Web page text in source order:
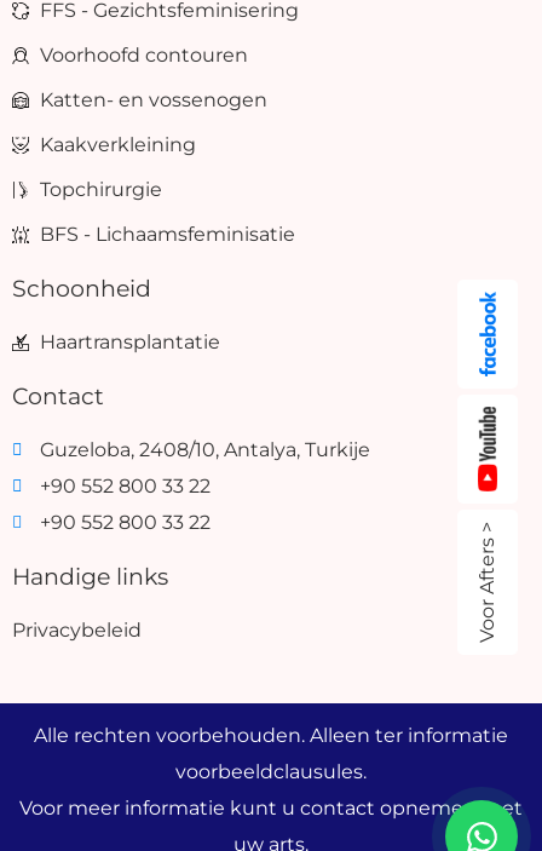
FFS - Gezichtsfeminisering
Voorhoofd contouren
Katten- en vossenogen
Kaakverkleining
Topchirurgie
BFS - Lichaamsfeminisatie
Schoonheid
Haartransplantatie
Contact
Guzeloba, 2408/10, Antalya, Turkije
+90 552 800 33 22
+90 552 800 33 22
Handige links
Privacybeleid
Alle rechten voorbehouden. Alleen ter informatie
voorbeeldclausules.
Voor meer informatie kunt u contact opnemen met
uw arts.
Voor Afters >